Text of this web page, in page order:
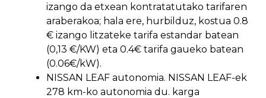
izango da etxean kontratatutako tarifaren
araberakoa; hala ere, hurbilduz, kostua 0.8
€ izango litzateke tarifa estandar batean
(0,13 €/KW) eta 0.4€ tarifa gaueko batean
(0.06€/kW).
NISSAN LEAF autonomia. NISSAN LEAF-ek
278 km-ko autonomia du. karga